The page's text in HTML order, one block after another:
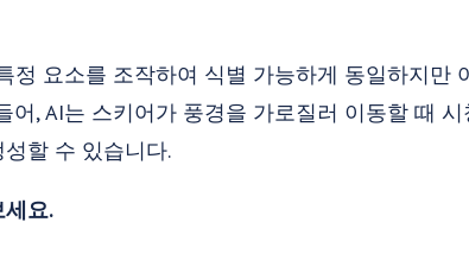
정 요소를 조작하여 식별 가능하게 동일하지만
, AI는 스키어가 풍경을 가로질러 이동할 때 시
할 수 있습니다.
요.